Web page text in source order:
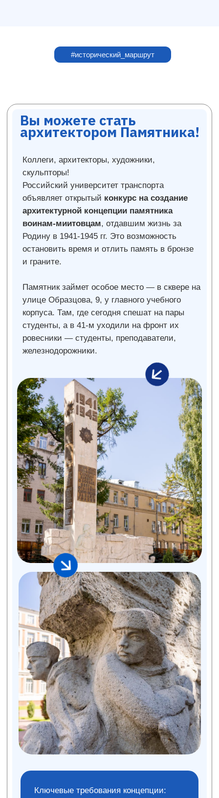
#исторический_маршрут
Победителя объявят после 27 декабря.
Это ваш шанс создать не только объект
долга и вечной благодарности!
Ключевые требования концепции:
боя.
Использование заданных
материалов (бронза, гранит
Создание стилобата и мощения.
Полный альбом проектной
документации (ситуационный
план, чертежи, визуализации,
Конкурсные работы
принимаются до 19 декабря
2025 года на почту tu@miit.ru
Положение